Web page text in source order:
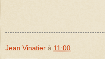
Jean Vinatier à 11:00